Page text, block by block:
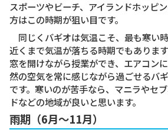
スポーツやビーチ、アイランドホッピ
方はこの時期が狙い目です。
同じくバギオは気温こそ、最も寒い
近くまで気温が落ちる時期でもありま
窓を開けながら授業ができ、エアコン
然の空気を常に感じながら過ごせるバ
です。寒いのが苦手なら、マニラやセ
ドなどの地域が良いと思います。
雨期（6月〜11月）